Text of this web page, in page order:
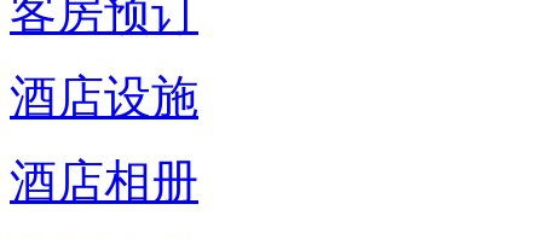
客房预订
酒店设施
酒店相册